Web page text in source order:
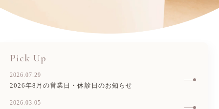
Pick Up
2026.07.29
2026年8月の営業日・休診日のお知らせ
2026.03.05